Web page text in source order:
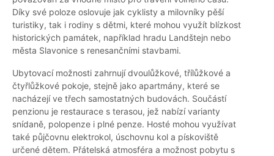
Díky své poloze oslovuje jak cyklisty a milovníky pěší
turistiky, tak i rodiny s dětmi, které mohou využít blízkost
historických památek, například hradu Landštejn nebo
města Slavonice s renesančními stavbami.
Ubytovací možnosti zahrnují dvoulůžkové, třílůžkové a
čtyřlůžkové pokoje, stejně jako apartmány, které se
nacházejí ve třech samostatných budovách. Součástí
penzionu je restaurace s terasou, jež nabízí varianty
snídaně, polopenze i plné penze. Hosté mohou využívat
také půjčovnu elektrokol, úschovnu kol a pískoviště
určené dětem. Přátelská atmosféra a možnost pobytu s